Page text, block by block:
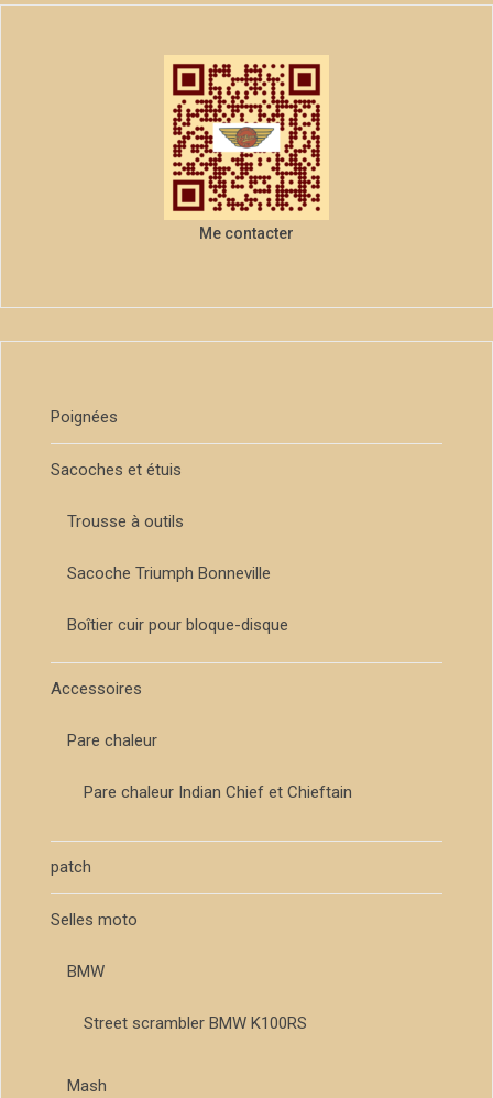
Me contacter
Poignées
Sacoches et étuis
Trousse à outils
Sacoche Triumph Bonneville
Boîtier cuir pour bloque-disque
Accessoires
Pare chaleur
Pare chaleur Indian Chief et Chieftain
patch
Selles moto
BMW
Street scrambler BMW K100RS
Mash